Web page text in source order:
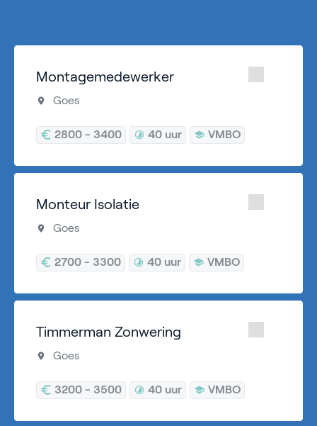
Montagemedewerker
Goes
2800 - 3400 40 uur VMBO
Monteur Isolatie
Goes
2700 - 3300 40 uur VMBO
Timmerman Zonwering
Goes
3200 - 3500 40 uur VMBO